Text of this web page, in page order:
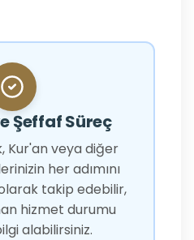
Şeffaf Süreç
Kur'an veya diğer
her adımını
takip edebilir,
hizmet durumu
alabilirsiniz.